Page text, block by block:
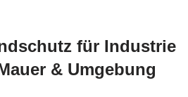
für Industrie
& Umgebung